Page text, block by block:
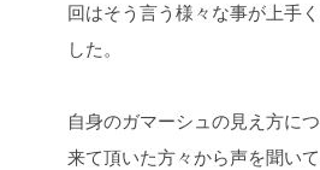
回はそう言う様々な事が上手
した。
自身のガマーシュの見え方に
来て頂いた方々から声を聞い